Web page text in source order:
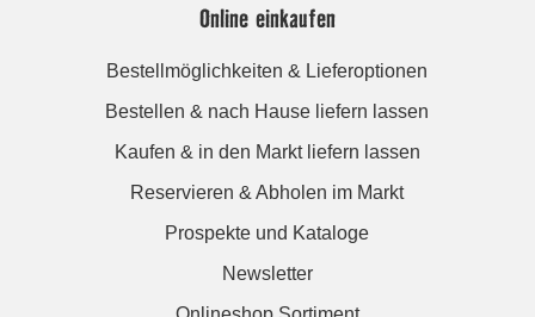
Online einkaufen
Bestellmöglichkeiten & Lieferoptionen
Bestellen & nach Hause liefern lassen
Kaufen & in den Markt liefern lassen
Reservieren & Abholen im Markt
Prospekte und Kataloge
Newsletter